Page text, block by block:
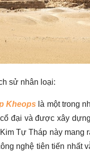
sử nhân loại:
Kheops là một trong
đại và được xây
Tự Tháp này mang
nghệ tiên tiến nhất